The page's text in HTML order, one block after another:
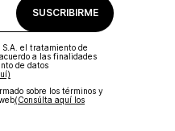
SUSCRIBIRME
S.A. el tratamiento de
a las finalidades
de datos
sobre los términos y
(Consúlta aquí los